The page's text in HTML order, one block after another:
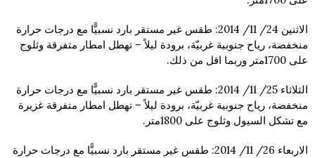
الاثنين 24/ 11/ 2014: طقس غير مستقر بارد نسبيًّا مع درجات حرارة
منخفضة، رياح جنوبية غربيّة، برودة ليلاً – تهطل امطار متفرقة وثلوج
على 1700متر وربما اقل من ذلك.
الثلاثاء 25/ 11/ 2014: طقس غير مستقر بارد نسبيًّا مع درجات حرارة
منخفضة، رياح جنوبية غربيّة، برودة ليلاً – تهطل امطار متفرقة غزيرة
مع تشكل السيول وثلوج على 1800متر.
الاربعاء 26/ 11/ 2014: طقس غير مستقر بارد نسبيًّا مع درجات حرارة